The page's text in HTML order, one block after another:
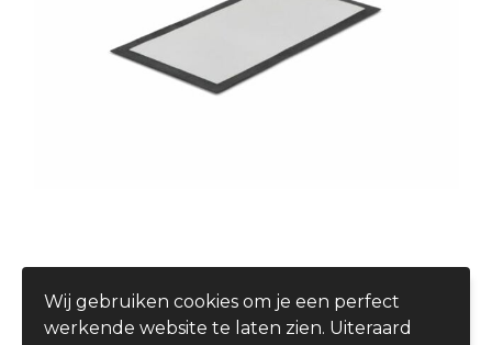
Barmat sublimatie 44 x 25 cm
vanaf € 6,60
Wij gebruiken cookies om je een perfect
werkende website te laten zien. Uiteraard